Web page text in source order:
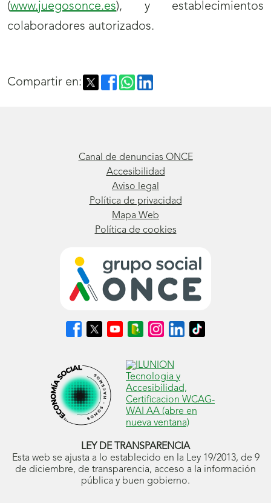
(www.juegosonce.es), y establecimientos
colaboradores autorizados.
Compartir en:
Canal de denuncias ONCE
Accesibilidad
Aviso legal
Política de privacidad
Mapa Web
Política de cookies
Síguenos
en
abrirá
en
ventana
nueva)
Síguenos
en
abrirá
en
ventana
nueva)
Síguenos
en
abrirá
en
ventana
nueva)
Síguenos
en
Blog
ONCE
(se
abrirá
en
ventana
nueva)
Síguenos
en
(se
abrirá
en
ventana
nueva)
Síguenos
en
(se
abrirá
en
ventana
nueva)
Síguenos
en
ventana
nueva)
LEY DE TRANSPARENCIA
Esta web se ajusta a lo establecido en la Ley 19/2013, de 9
de diciembre, de transparencia, acceso a la información
pública y buen gobierno.